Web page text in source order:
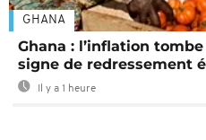
GHANA
Ghana : l’inflation
signe de redressement
Il y a 1 heure